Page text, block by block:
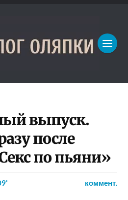
выпуск.
после
по пьяни»
коммент.